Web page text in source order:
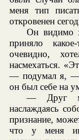
меня тип
откровенен
Он видимо
приняло
очевидно,
насмехаться.
— подумал я, —
он был себе на
— Друг
наслаждаясь
признание,
что у меня